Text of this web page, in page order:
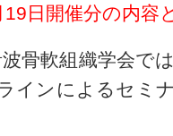
日開催分の内容
骨軟組織学会で
インによるセミ